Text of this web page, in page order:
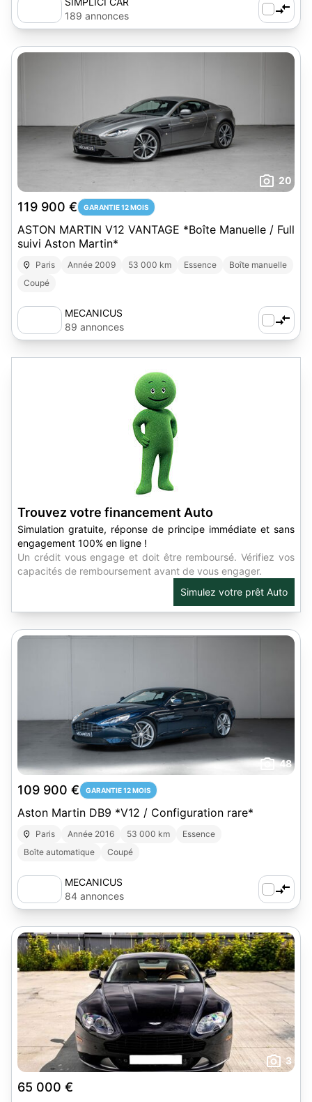
189 annonces
20
119 900 € GARANTIE 12 MOIS
ASTON MARTIN V12 VANTAGE *Boîte Manuelle / Full
suivi Aston Martin*
Paris Année 2009 53 000 km Essence
Boîte manuelle
Coupé
MECANICUS
89 annonces
Trouvez votre financement Auto
Simulation gratuite, réponse de principe immédiate et sans
engagement 100% en ligne !
Un crédit vous engage et doit être remboursé. Vérifiez vos
capacités de remboursement avant de vous engager.
Simulez votre prêt Auto
48
109 900 € GARANTIE 12 MOIS
Aston Martin DB9 *V12 / Configuration rare*
Paris Année 2016 53 000 km
Essence
Boîte automatique
Coupé
MECANICUS
84 annonces
3
65 000 €